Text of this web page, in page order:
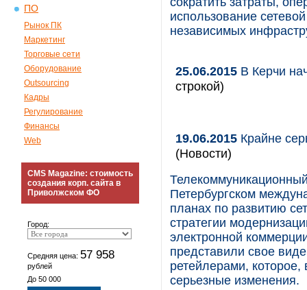
ПО
Рынок ПК
Маркетинг
Торговые сети
Оборудование
Outsourcing
Кадры
Регулирование
Финансы
Web
CMS Magazine: стоимость
создания корп. сайта в
Приволжском ФО
Город:
Средняя цена: 57 958
рублей
До 50 000
использование
независимых
25.06.2015 В Керчи
строкой)
19.06.2015 Крайне
(Новости)
Петербургском
планах по развитию
стратегии
электронной
представили свое
ретейлерами,
серьезные изменения.